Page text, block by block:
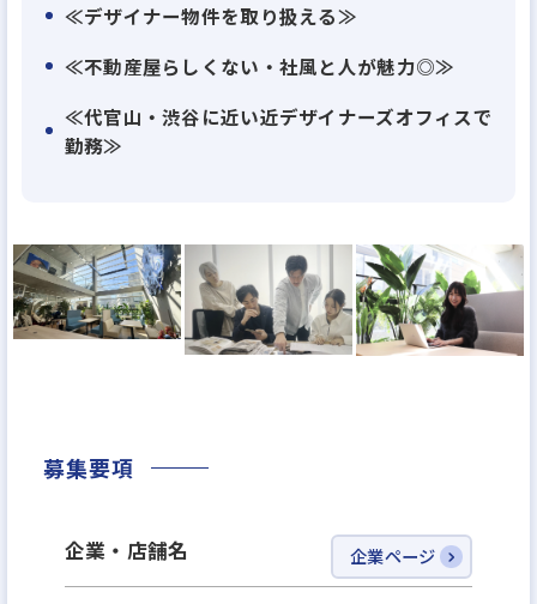
さらに現在は、デザイン力を活かし、ホテル事業や
コリビング、都市開発など、新たなライフスタイル
す。
住民同士が自然につながり、学びや刺激が生まれる
「第二のリビング」のような空間をつくること。人
とのつながりを感じながら、夢を追い、生き生きと
≪デザイナー物件を取り扱える≫
≪不動産屋らしくない・社風と人が魅力◎≫
≪代官山・渋谷に近い近デザイナーズオフィスで
勤務≫
募集要項
企業・店舗名 企業ページ